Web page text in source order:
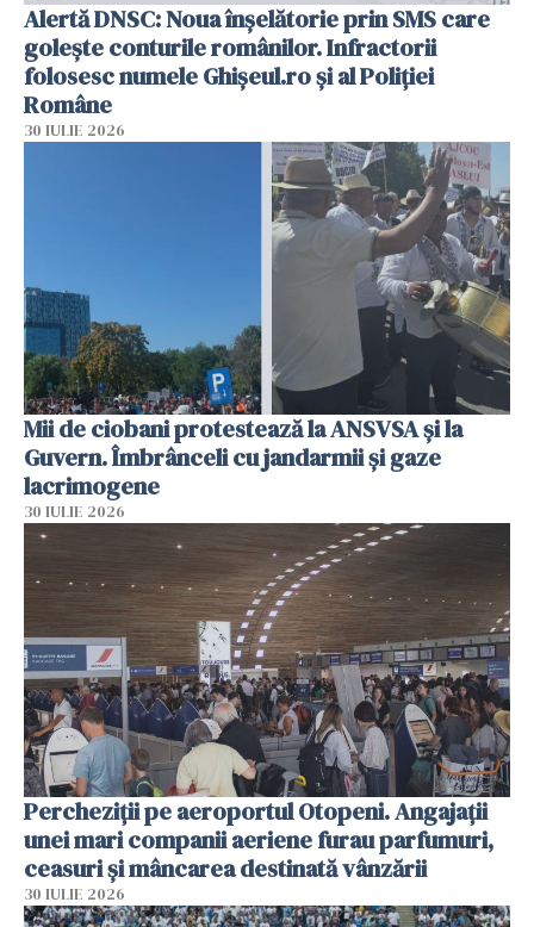
Alertă DNSC: Noua înșelătorie prin SMS care
golește conturile românilor. Infractorii
folosesc numele Ghișeul.ro și al Poliției
Române
30 IULIE 2026
Mii de ciobani protestează la ANSVSA și la
Guvern. Îmbrânceli cu jandarmii și gaze
lacrimogene
30 IULIE 2026
Percheziții pe aeroportul Otopeni. Angajații
unei mari companii aeriene furau parfumuri,
ceasuri și mâncarea destinată vânzării
30 IULIE 2026